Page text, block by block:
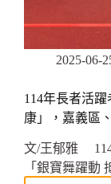
不
老
2025-06-
114年長者活
康」，嘉義區
文/王郁雅 114
「銀寶舞躍動